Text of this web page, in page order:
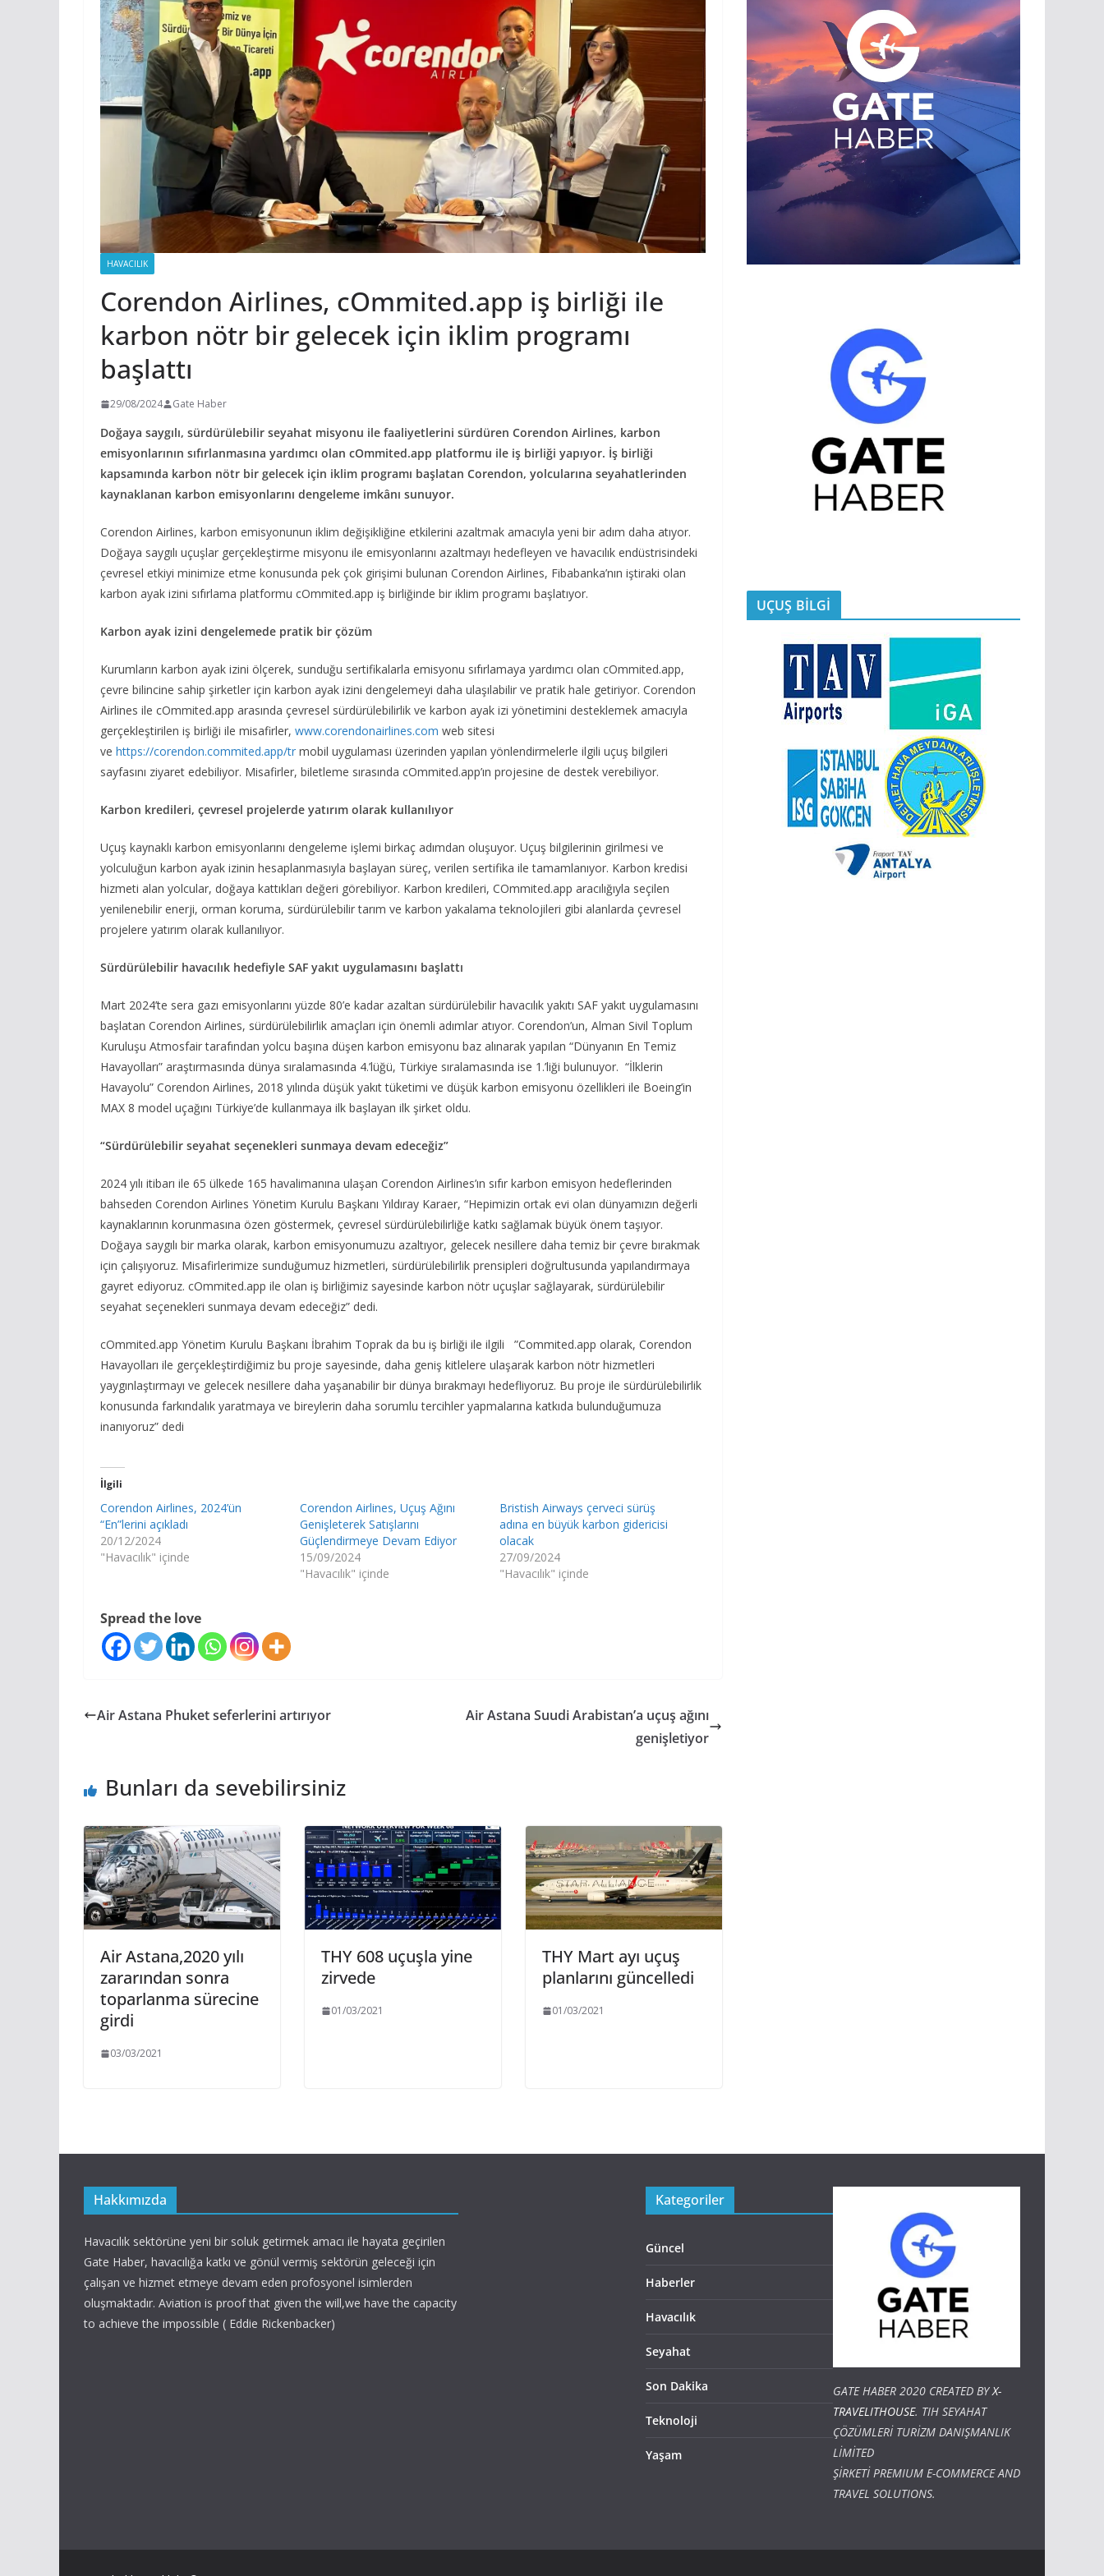
HAVACILIK
Corendon Airlines, cOmmited.app iş birliği ile
karbon nötr bir gelecek için iklim programı
başlattı
29/08/2024 Gate Haber
Doğaya saygılı, sürdürülebilir seyahat misyonu ile faaliyetlerini sürdüren Corendon Airlines, karbon
emisyonlarının sıfırlanmasına yardımcı olan cOmmited.app platformu ile iş birliği yapıyor. İş birliği
kapsamında karbon nötr bir gelecek için iklim programı başlatan Corendon, yolcularına seyahatlerinden
kaynaklanan karbon emisyonlarını dengeleme imkânı sunuyor.
Corendon Airlines, karbon emisyonunun iklim değişikliğine etkilerini azaltmak amacıyla yeni bir adım daha atıyor.
Doğaya saygılı uçuşlar gerçekleştirme misyonu ile emisyonlarını azaltmayı hedefleyen ve havacılık endüstrisindeki
çevresel etkiyi minimize etme konusunda pek çok girişimi bulunan Corendon Airlines, Fibabanka’nın iştiraki olan
karbon ayak izini sıfırlama platformu cOmmited.app iş birliğinde bir iklim programı başlatıyor.
Karbon ayak izini dengelemede pratik bir çözüm
Kurumların karbon ayak izini ölçerek, sunduğu sertifikalarla emisyonu sıfırlamaya yardımcı olan cOmmited.app,
çevre bilincine sahip şirketler için karbon ayak izini dengelemeyi daha ulaşılabilir ve pratik hale getiriyor. Corendon
Airlines ile cOmmited.app arasında çevresel sürdürülebilirlik ve karbon ayak izi yönetimini desteklemek amacıyla
gerçekleştirilen iş birliği ile misafirler, www.corendonairlines.com web sitesi
ve https://corendon.commited.app/tr mobil uygulaması üzerinden yapılan yönlendirmelerle ilgili uçuş bilgileri
sayfasını ziyaret edebiliyor. Misafirler, biletleme sırasında cOmmited.app’ın projesine de destek verebiliyor.
Karbon kredileri, çevresel projelerde yatırım olarak kullanılıyor
Uçuş kaynaklı karbon emisyonlarını dengeleme işlemi birkaç adımdan oluşuyor. Uçuş bilgilerinin girilmesi ve
yolculuğun karbon ayak izinin hesaplanmasıyla başlayan süreç, verilen sertifika ile tamamlanıyor. Karbon kredisi
hizmeti alan yolcular, doğaya kattıkları değeri görebiliyor. Karbon kredileri, COmmited.app aracılığıyla seçilen
yenilenebilir enerji, orman koruma, sürdürülebilir tarım ve karbon yakalama teknolojileri gibi alanlarda çevresel
projelere yatırım olarak kullanılıyor.
Sürdürülebilir havacılık hedefiyle SAF yakıt uygulamasını başlattı
Mart 2024’te sera gazı emisyonlarını yüzde 80’e kadar azaltan sürdürülebilir havacılık yakıtı SAF yakıt uygulamasını
başlatan Corendon Airlines, sürdürülebilirlik amaçları için önemli adımlar atıyor. Corendon’un, Alman Sivil Toplum
Kuruluşu Atmosfair tarafından yolcu başına düşen karbon emisyonu baz alınarak yapılan “Dünyanın En Temiz
Havayolları” araştırmasında dünya sıralamasında 4.’lüğü, Türkiye sıralamasında ise 1.’liği bulunuyor. “İlklerin
Havayolu” Corendon Airlines, 2018 yılında düşük yakıt tüketimi ve düşük karbon emisyonu özellikleri ile Boeing’in
MAX 8 model uçağını Türkiye’de kullanmaya ilk başlayan ilk şirket oldu.
“Sürdürülebilir seyahat seçenekleri sunmaya devam edeceğiz”
2024 yılı itibarı ile 65 ülkede 165 havalimanına ulaşan Corendon Airlines’ın sıfır karbon emisyon hedeflerinden
bahseden Corendon Airlines Yönetim Kurulu Başkanı Yıldıray Karaer, “Hepimizin ortak evi olan dünyamızın değerli
kaynaklarının korunmasına özen göstermek, çevresel sürdürülebilirliğe katkı sağlamak büyük önem taşıyor.
Doğaya saygılı bir marka olarak, karbon emisyonumuzu azaltıyor, gelecek nesillere daha temiz bir çevre bırakmak
için çalışıyoruz. Misafirlerimize sunduğumuz hizmetleri, sürdürülebilirlik prensipleri doğrultusunda yapılandırmaya
gayret ediyoruz. cOmmited.app ile olan iş birliğimiz sayesinde karbon nötr uçuşlar sağlayarak, sürdürülebilir
seyahat seçenekleri sunmaya devam edeceğiz” dedi.
cOmmited.app Yönetim Kurulu Başkanı İbrahim Toprak da bu iş birliği ile ilgili ”Commited.app olarak, Corendon
Havayolları ile gerçekleştirdiğimiz bu proje sayesinde, daha geniş kitlelere ulaşarak karbon nötr hizmetleri
yaygınlaştırmayı ve gelecek nesillere daha yaşanabilir bir dünya bırakmayı hedefliyoruz. Bu proje ile sürdürülebilirlik
konusunda farkındalık yaratmaya ve bireylerin daha sorumlu tercihler yapmalarına katkıda bulunduğumuza
inanıyoruz” dedi
İlgili
Corendon Airlines, 2024’ün
“En”lerini açıkladı
20/12/2024
"Havacılık" içinde
Corendon Airlines, Uçuş Ağını
Genişleterek Satışlarını
Güçlendirmeye Devam Ediyor
15/09/2024
"Havacılık" içinde
Bristish Airways çerveci sürüş
adına en büyük karbon gidericisi
olacak
27/09/2024
"Havacılık" içinde
Spread the love
Air Astana Phuket seferlerini artırıyor
Air Astana Suudi Arabistan’a uçuş ağını
genişletiyor
Bunları da sevebilirsiniz
Air Astana,2020 yılı
zararından sonra
toparlanma sürecine
girdi
03/03/2021
THY 608 uçuşla yine
zirvede
01/03/2021
THY Mart ayı uçuş
planlarını güncelledi
01/03/2021
UÇUŞ BİLGİ
Hakkımızda
Havacılık sektörüne yeni bir soluk getirmek amacı ile hayata geçirilen
Gate Haber, havacılığa katkı ve gönül vermiş sektörün geleceği için
çalışan ve hizmet etmeye devam eden profosyonel isimlerden
oluşmaktadır. Aviation is proof that given the will,we have the capacity
to achieve the impossible ( Eddie Rickenbacker)
Kategoriler
Güncel
Haberler
Havacılık
Seyahat
Son Dakika
Teknoloji
Yaşam
GATE HABER 2020 CREATED BYX-
TRAVELITHOUSE. TIH SEYAHAT
ÇÖZÜMLERİ TURİZM DANIŞMANLIK
LİMİTED
ŞİRKETİ PREMIUM E-COMMERCE AND
TRAVEL SOLUTIONS.